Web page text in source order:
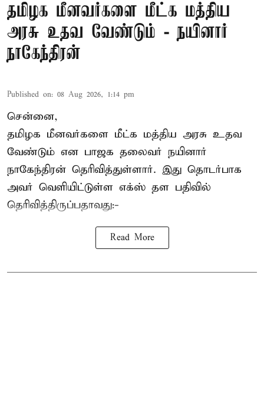
தமிழக மீனவர்களை மீட்க மத்திய
அரசு உதவ வேண்டும் - நயினார்
நாகேந்திரன்
Published on: 08 Aug 2026, 1:14 pm
சென்னை,
தமிழக மீனவர்களை மீட்க மத்திய அரசு உதவ
வேண்டும் என பாஜக தலைவர் நயினார்
நாகேந்திரன் தெரிவித்துள்ளார். இது தொடர்பாக
அவர் வெளியிட்டுள்ள எக்ஸ் தள பதிவில்
தெரிவித்திருப்பதாவது:-
Read More